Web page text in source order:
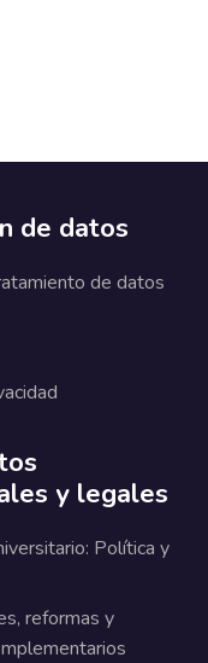
de datos
de datos
y legales
Política y
reformas y